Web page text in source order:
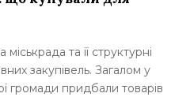
та її структурні
закупівель. Загалом у
громади придбали товарів